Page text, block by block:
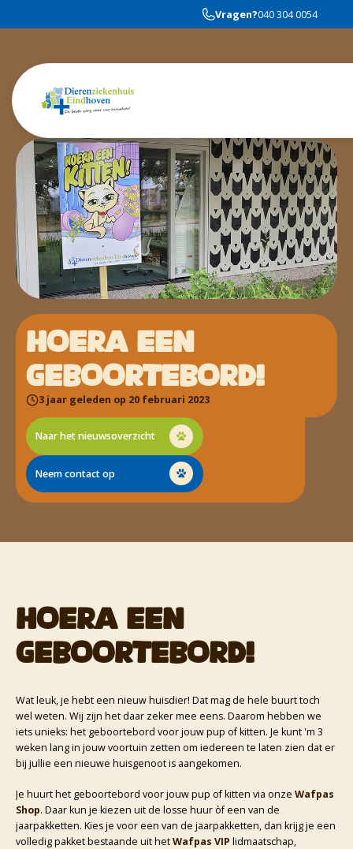
Vragen?040 304 0054
HOERA EEN
GEBOORTEBORD!
3 jaar geleden op 20 februari 2023
Naar het nieuwsoverzicht
Neem contact op
HOERA EEN
GEBOORTEBORD!
Wat leuk, je hebt een nieuw huisdier! Dat mag de hele buurt toch
wel weten. Wij zijn het daar zeker mee eens. Daarom hebben we
iets unieks: het geboortebord voor jouw pup of kitten. Je kunt 'm 3
weken lang in jouw voortuin zetten om iedereen te laten zien dat er
bij jullie een nieuwe huisgenoot is aangekomen.
Je huurt het geboortebord voor jouw pup of kitten via onze Wafpas
Shop. Daar kun je kiezen uit de losse huur òf een van de
jaarpakketten. Kies je voor een van de jaarpakketten, dan krijg je een
volledig pakket bestaande uit hetWafpas VIP lidmaatschap,